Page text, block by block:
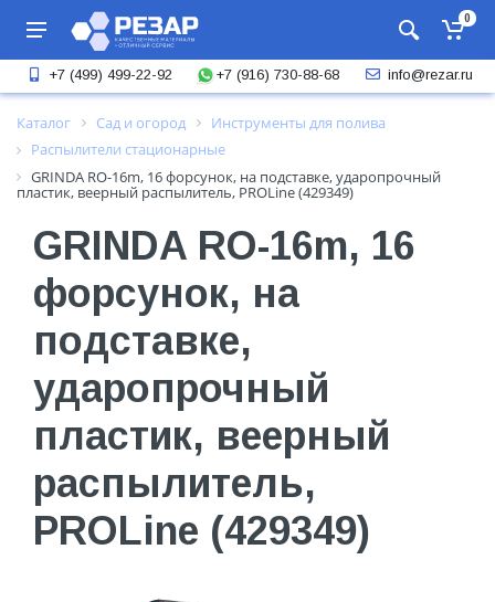
0
+7 (499) 499-22-92 +7 (916) 730-88-68 info@rezar.ru
Каталог Сад и огород
Инструменты для полива
Распылители стационарные
GRINDA RO-16m, 16 форсунок, на подставке, ударопрочный
пластик, веерный распылитель, PROLine (429349)
GRINDA RO-16m, 16
форсунок, на
подставке,
ударопрочный
пластик, веерный
распылитель,
PROLine (429349)